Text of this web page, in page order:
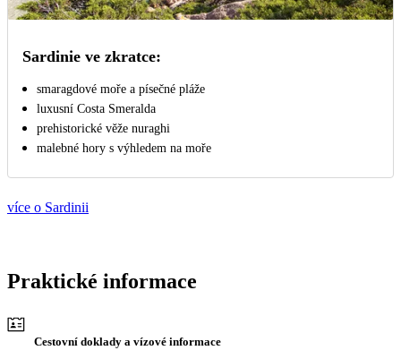
Sardinie ve zkratce:
smaragdové moře a písečné pláže
luxusní Costa Smeralda
prehistorické věže nuraghi
malebné hory s výhledem na moře
více o Sardinii
Praktické informace
Cestovní doklady a vízové informace